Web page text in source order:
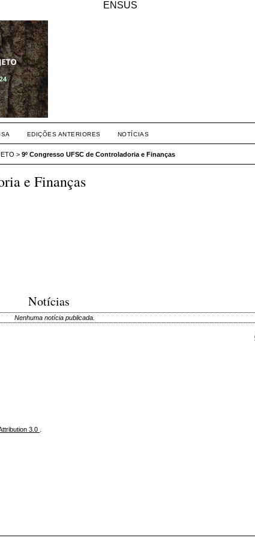
ENSUS
EDIÇÕES ANTERIORES NOTÍCIAS
>9º Congresso UFSC de Controladoria e Finanças
e Finanças
Notícias
Nenhuma notícia publicada.
3.0